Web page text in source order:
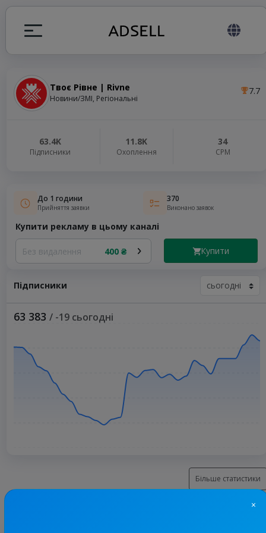
Твоє Рівне | Rivne
Новини/ЗМІ, Регіональні
7.7
63.4K
Підписники
11.8K
Охоплення
34
СРМ
До 1 години
Прийняття заявки
370
Виконано заявок
Купити рекламу в цьому каналі
Без видалення 400 ₴ Купити
Підписники
63 383 / -19 сьогодні
Більше статистики
×